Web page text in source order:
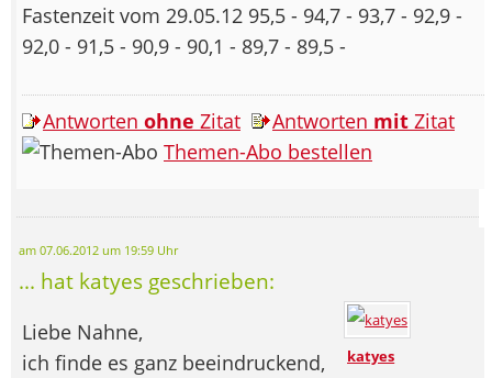
Fastenzeit vom 29.05.12 95,5 - 94,7 - 93,7 - 92,9 -
92,0 - 91,5 - 90,9 - 90,1 - 89,7 - 89,5 -
Antworten ohne Zitat Antworten mit Zitat
Themen-Abo bestellen
am 07.06.2012 um 19:59 Uhr
... hat katyes geschrieben:
katyes
Liebe Nahne,
ich finde es ganz beeindruckend,